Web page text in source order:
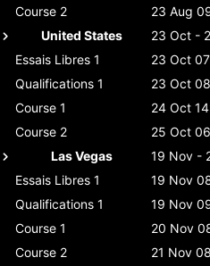
Course 2
23 Aug
United States
23 Oct -
Essais Libres 1
23 Oct
Qualifications 1
23 Oct
Course 1
24 Oct
Course 2
25 Oct
Las Vegas
19 Nov -
Essais Libres 1
19 Nov
Qualifications 1
19 Nov
Course 1
20 Nov
Course 2
21 Nov